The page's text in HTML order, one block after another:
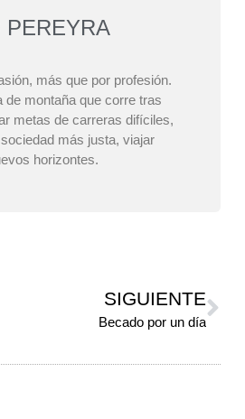
PEREYRA
más que por profesión.
de montaña que corre tras
metas de carreras difíciles,
más justa, viajar
horizontes.
SIGUIENTE
Becado por un día